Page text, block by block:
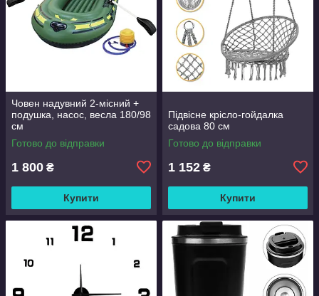
Човен надувний 2-місний +
подушка, насос, весла 180/98
см
Готово до відправки
1 800 ₴
Купити
Підвісне крісло-гойдалка
садова 80 см
Готово до відправки
1 152 ₴
Купити